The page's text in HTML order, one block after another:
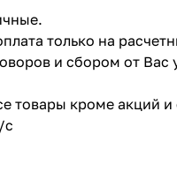
только на
и сбором от Вас
товары кроме акций
с